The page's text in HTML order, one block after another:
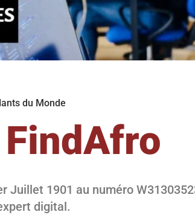
du Monde
Juillet 1901 au numéro
digital.